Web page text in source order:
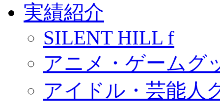
実績紹介
SILENT HILL f
アニメ・ゲームグ
アイドル・芸能人